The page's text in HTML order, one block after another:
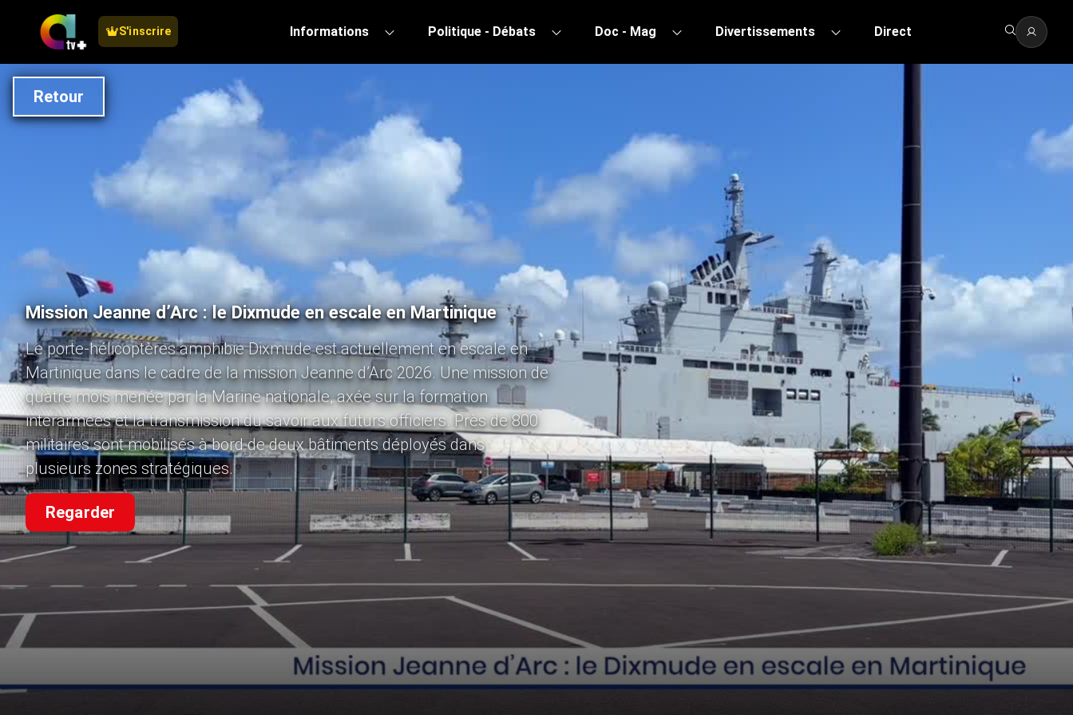
S'inscrire Informations Politique - Débats Doc - Mag Divertissements Direct
Retour
Mission Jeanne d’Arc : le Dixmude en escale en Martinique
Le porte-hélicoptères amphibie Dixmude est actuellement en escale en
Martinique dans le cadre de la mission Jeanne d’Arc 2026. Une mission de
quatre mois menée par la Marine nationale, axée sur la formation
interarmées et la transmission du savoir aux futurs officiers. Près de 800
militaires sont mobilisés à bord de deux bâtiments déployés dans
plusieurs zones stratégiques.
Regarder